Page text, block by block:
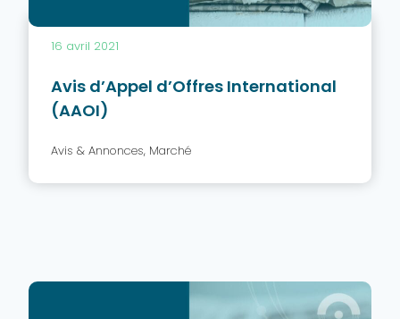
16 avril 2021
Avis d’Appel d’Offres International
(AAOI)
Avis & Annonces, Marché